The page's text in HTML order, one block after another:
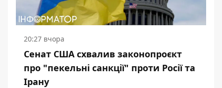
20:27 вчора
Сенат США схвалив законопроєкт
про "пекельні санкції" проти Росії та
Ірану